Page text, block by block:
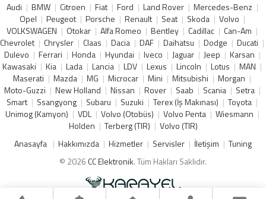
Audi BMW Citroen Fiat Ford Land Rover
Mercedes-Benz
Opel
Peugeot Porsche Renault Seat Skoda
Volvo
VOLKSWAGEN
Otokar Alfa Romeo Bentley Cadillac
Can-Am
Chevrolet
Chrysler Claas Dacia DAF Daihatsu Dodge
Ducati
Dulevo
Ferrari Honda Hyundai Iveco Jaguar Jeep
Karsan
Kawasaki
Kia Lada Lancia LDV Lexus Lincoln Lotus
MAN
Maserati
Mazda MG Microcar Mini Mitsubishi
Morgan
Moto-Guzzi
New Holland Nissan Rover Saab Scania
Setra
Smart
Ssangyong Subaru Suzuki Terex (İş Makınası)
Toyota
Unimog (Kamyon)
VDL Volvo (Otobüs) Volvo Penta
Wiesmann
Holden
Terberg (TIR)
Volvo (TIR)
Anasayfa
Hakkımızda Hizmetler Servisler İletişim
Tuning
© 2026 CC Elektronik. Tüm Hakları Saklıdır.